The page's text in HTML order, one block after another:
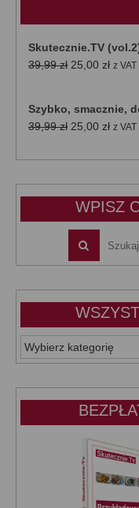
Skutecznie.TV
39,99zł Pierwotna
39,99 zł.
25,00 zł
25,00
z VAT
Szybko, smacznie,
39,99zł Pierwotna
wynosiła:
25,00 zł z VAT
WPISZ
WSZYSTKIE
KATEGORIE: